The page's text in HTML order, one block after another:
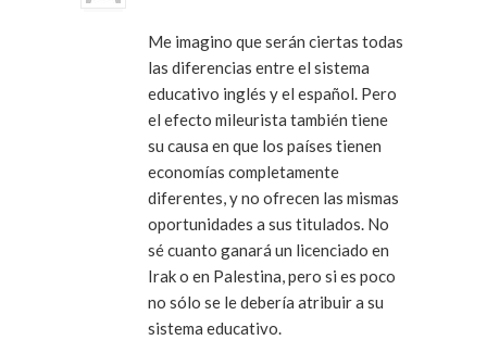
Me imagino que serán ciertas todas
las diferencias entre el sistema
educativo inglés y el español. Pero
el efecto mileurista también tiene
su causa en que los países tienen
economías completamente
diferentes, y no ofrecen las mismas
oportunidades a sus titulados. No
sé cuanto ganará un licenciado en
Irak o en Palestina, pero si es poco
no sólo se le debería atribuir a su
sistema educativo.